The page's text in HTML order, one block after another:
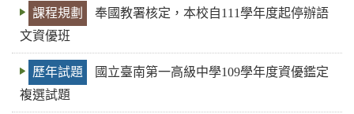
課程規劃
奉國教署核定，本校自111學年度起停辦語
文資優班
歷年試題
國立臺南第一高級中學109學年度資優鑑定
複選試題